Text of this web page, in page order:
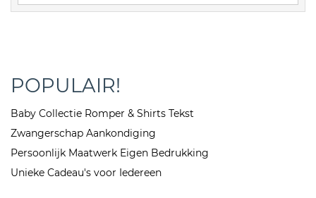
POPULAIR!
Baby Collectie Romper & Shirts Tekst
Zwangerschap Aankondiging
Persoonlijk Maatwerk Eigen Bedrukking
Unieke Cadeau's voor Iedereen